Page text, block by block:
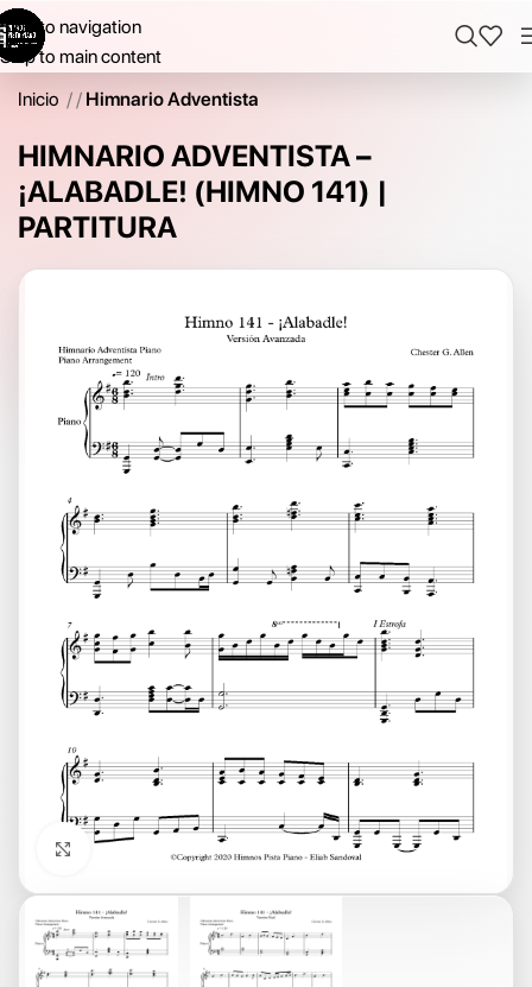
Skip to navigation
Skip to main content
Inicio / Himnario Adventista
HIMNARIO ADVENTISTA –
¡ALABADLE! (HIMNO 141) |
PARTITURA
Click to enlarge